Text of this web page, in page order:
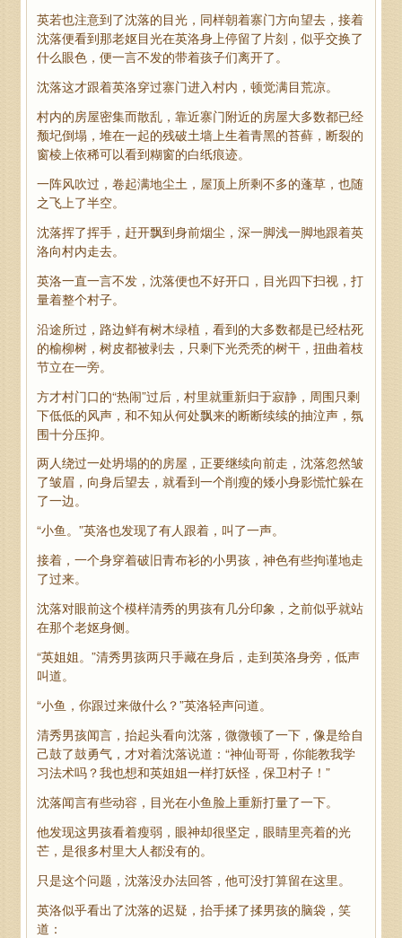
英若也注意到了沈落的目光，同样朝着寨门方向望去，接着
沈落便看到那老妪目光在英洛身上停留了片刻，似乎交换了
什么眼色，便一言不发的带着孩子们离开了。
沈落这才跟着英洛穿过寨门进入村内，顿觉满目荒凉。
村内的房屋密集而散乱，靠近寨门附近的房屋大多数都已经
颓圮倒塌，堆在一起的残破土墙上生着青黑的苔藓，断裂的
窗棱上依稀可以看到糊窗的白纸痕迹。
一阵风吹过，卷起满地尘土，屋顶上所剩不多的蓬草，也随
之飞上了半空。
沈落挥了挥手，赶开飘到身前烟尘，深一脚浅一脚地跟着英
洛向村内走去。
英洛一直一言不发，沈落便也不好开口，目光四下扫视，打
量着整个村子。
沿途所过，路边鲜有树木绿植，看到的大多数都是已经枯死
的榆柳树，树皮都被剥去，只剩下光秃秃的树干，扭曲着枝
节立在一旁。
方才村门口的“热闹”过后，村里就重新归于寂静，周围只剩
下低低的风声，和不知从何处飘来的断断续续的抽泣声，氛
围十分压抑。
两人绕过一处坍塌的的房屋，正要继续向前走，沈落忽然皱
了皱眉，向身后望去，就看到一个削瘦的矮小身影慌忙躲在
了一边。
“小鱼。”英洛也发现了有人跟着，叫了一声。
接着，一个身穿着破旧青布衫的小男孩，神色有些拘谨地走
了过来。
沈落对眼前这个模样清秀的男孩有几分印象，之前似乎就站
在那个老妪身侧。
“英姐姐。”清秀男孩两只手藏在身后，走到英洛身旁，低声
叫道。
“小鱼，你跟过来做什么？”英洛轻声问道。
清秀男孩闻言，抬起头看向沈落，微微顿了一下，像是给自
己鼓了鼓勇气，才对着沈落说道：“神仙哥哥，你能教我学
习法术吗？我也想和英姐姐一样打妖怪，保卫村子！”
沈落闻言有些动容，目光在小鱼脸上重新打量了一下。
他发现这男孩看着瘦弱，眼神却很坚定，眼睛里亮着的光
芒，是很多村里大人都没有的。
只是这个问题，沈落没办法回答，他可没打算留在这里。
英洛似乎看出了沈落的迟疑，抬手揉了揉男孩的脑袋，笑
道：